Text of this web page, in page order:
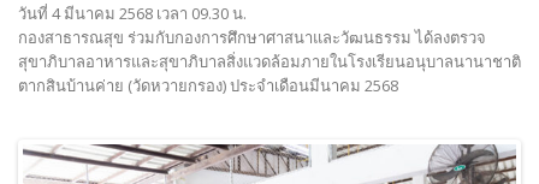
วันที่ 4 มีนาคม 2568 เวลา 09.30 น.
กองสาธารณสุข ร่วมกับกองการศึกษาศาสนาและวัฒนธรรม ได้ลงตรวจ
สุขาภิบาลอาหารและสุขาภิบาลสิ่งแวดล้อมภายในโรงเรียนอนุบาลนานาชาติ
ตากสินบ้านค่าย (วัดหวายกรอง) ประจำเดือนมีนาคม 2568